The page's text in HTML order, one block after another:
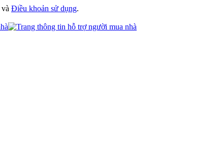
và Điều khoản sử dụng.